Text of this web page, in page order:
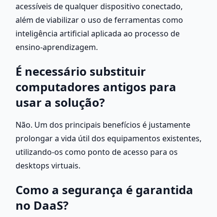
acessíveis de qualquer dispositivo conectado,
além de viabilizar o uso de ferramentas como
inteligência artificial aplicada ao processo de
ensino-aprendizagem.
É necessário substituir
computadores antigos para
usar a solução?
Não. Um dos principais benefícios é justamente
prolongar a vida útil dos equipamentos existentes,
utilizando-os como ponto de acesso para os
desktops virtuais.
Como a segurança é garantida
no DaaS?